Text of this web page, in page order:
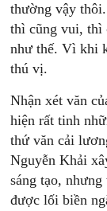
thường vậy
thì cũng vui, thì
như thế. Vì khi
thú vị.
Nhận xét văn
hiện rất tinh
thứ văn cải
Nguyễn Khải
sáng tạo,
được lối biền